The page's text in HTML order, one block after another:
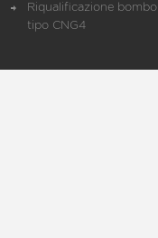
Riqualificazione
tipo CNG4